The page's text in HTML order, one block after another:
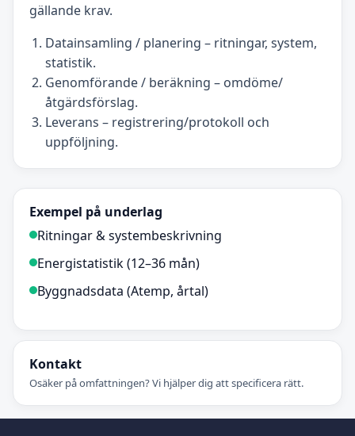
gällande krav.
Datainsamling / planering – ritningar, system,
statistik.
Genomförande / beräkning – omdöme/
åtgärdsförslag.
Leverans – registrering/protokoll och
uppföljning.
Exempel på underlag
Ritningar & systembeskrivning
Energistatistik (12–36 mån)
Byggnadsdata (Atemp, årtal)
Kontakt
Osäker på omfattningen? Vi hjälper dig att specificera rätt.